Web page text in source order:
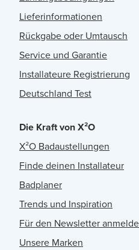
Lieferinformationen
Rückgabe oder Umtausch
Service und Garantie
Installateure Registrierung
Deutschland Test
Die Kraft von X²O
X²O Badaustellungen
Finde deinen Installateur
Badplaner
Trends und Inspiration
Für den Newsletter
Unsere Marken